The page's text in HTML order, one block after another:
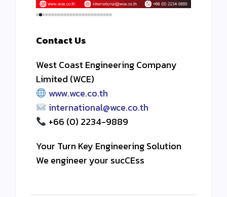
Contact Us
West Coast Engineering Company
Limited (WCE)
www.wce.co.th
international@wce.co.th
+66 (0) 2234-9889
Your Turn Key Engineering Solution
We engineer your sucCEss